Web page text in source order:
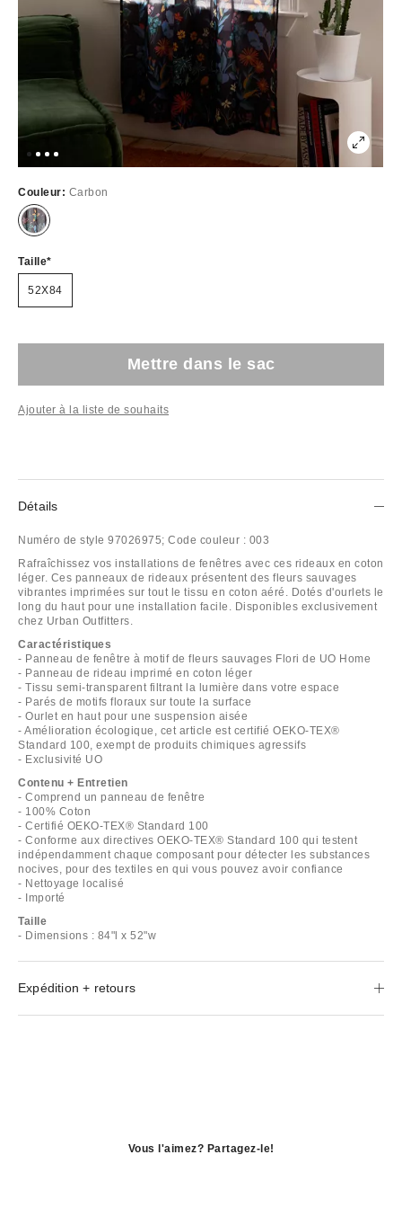
Couleur: Carbon
Taille
52X84
Mettre dans le sac
Ajouter à la liste de souhaits
Détails
Numéro de style 97026975; Code couleur : 003
Rafraîchissez vos installations de fenêtres avec ces rideaux en coton
léger. Ces panneaux de rideaux présentent des fleurs sauvages
vibrantes imprimées sur tout le tissu en coton aéré. Dotés d'ourlets le
long du haut pour une installation facile. Disponibles exclusivement
chez Urban Outfitters.
Caractéristiques
- Panneau de fenêtre à motif de fleurs sauvages Flori de UO Home
- Panneau de rideau imprimé en coton léger
- Tissu semi-transparent filtrant la lumière dans votre espace
- Parés de motifs floraux sur toute la surface
- Ourlet en haut pour une suspension aisée
- Amélioration écologique, cet article est certifié OEKO-TEX®
Standard 100, exempt de produits chimiques agressifs
- Exclusivité UO
Contenu + Entretien
- Comprend un panneau de fenêtre
- 100% Coton
- Certifié OEKO-TEX® Standard 100
- Conforme aux directives OEKO-TEX® Standard 100 qui testent
indépendamment chaque composant pour détecter les substances
nocives, pour des textiles en qui vous pouvez avoir confiance
- Nettoyage localisé
- Importé
Taille
- Dimensions : 84"l x 52"w
Expédition + retours
Vous l'aimez? Partagez-le!